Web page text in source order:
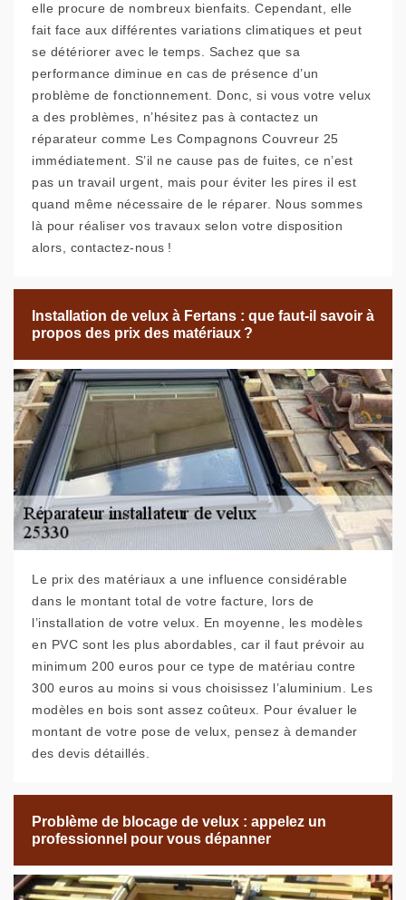
elle procure de nombreux bienfaits. Cependant, elle
fait face aux différentes variations climatiques et peut
se détériorer avec le temps. Sachez que sa
performance diminue en cas de présence d’un
problème de fonctionnement. Donc, si vous votre velux
a des problèmes, n’hésitez pas à contactez un
réparateur comme Les Compagnons Couvreur 25
immédiatement. S’il ne cause pas de fuites, ce n’est
pas un travail urgent, mais pour éviter les pires il est
quand même nécessaire de le réparer. Nous sommes
là pour réaliser vos travaux selon votre disposition
alors, contactez-nous !
Installation de velux à Fertans : que faut-il savoir à
propos des prix des matériaux ?
Le prix des matériaux a une influence considérable
dans le montant total de votre facture, lors de
l’installation de votre velux. En moyenne, les modèles
en PVC sont les plus abordables, car il faut prévoir au
minimum 200 euros pour ce type de matériau contre
300 euros au moins si vous choisissez l’aluminium. Les
modèles en bois sont assez coûteux. Pour évaluer le
montant de votre pose de velux, pensez à demander
des devis détaillés.
Problème de blocage de velux : appelez un
professionnel pour vous dépanner